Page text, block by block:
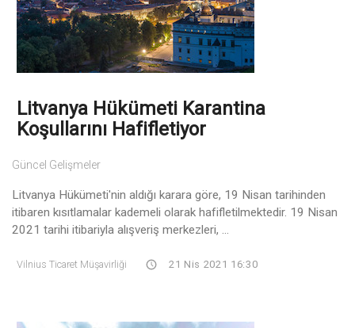
Litvanya Hükümeti Karantina
Koşullarını Hafifletiyor
Güncel Gelişmeler
Litvanya Hükümeti'nin aldığı karara göre, 19 Nisan tarihinden
itibaren kısıtlamalar kademeli olarak hafifletilmektedir. 19 Nisan
2021 tarihi itibariyla alışveriş merkezleri, ...
Vilnius Ticaret Müşavirliği 21 Nis 2021 16:30